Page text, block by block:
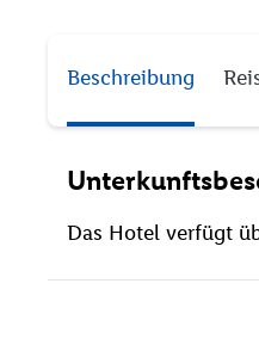
Beschreibung
Das Hotel verfügt